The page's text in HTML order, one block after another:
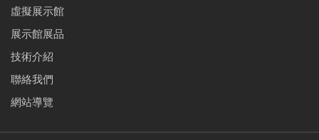
虛擬展示館
展示館展品
技術介紹
聯絡我們
網站導覽